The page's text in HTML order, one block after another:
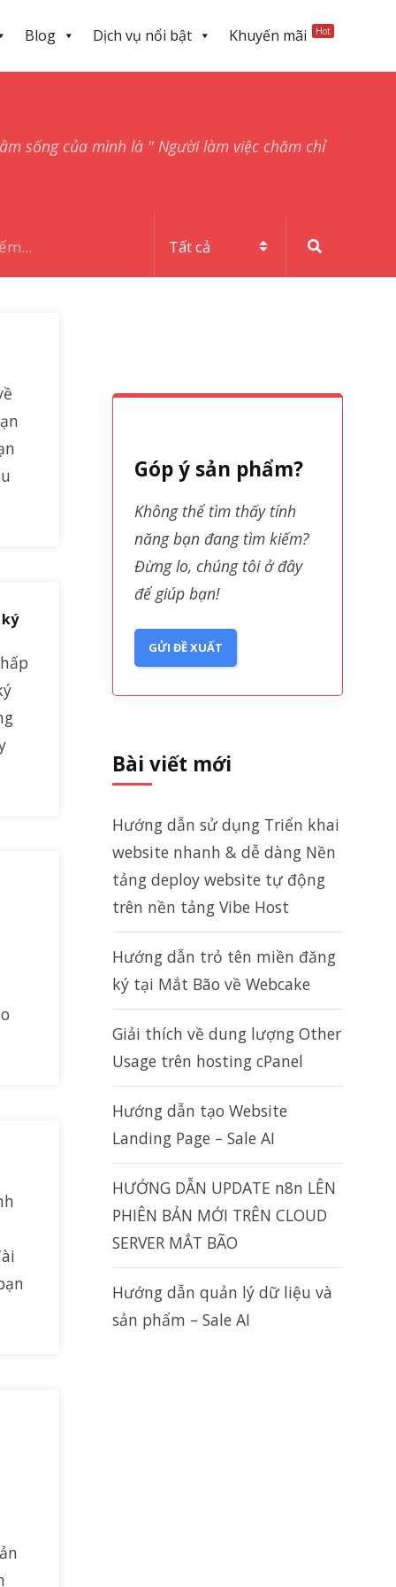
Blog Dịch vụ nổi bật Khuyến mãi Hot
sống của mình là " Người làm việc chăm chỉ
Góp ý sản phẩm?
Không thể tìm thấy tính
năng bạn đang tìm kiếm?
Đừng lo, chúng tôi ở đây
để giúp bạn!
GỬI ĐỀ XUẤT
Bài viết mới
Hướng dẫn sử dụng Triển khai
website nhanh & dễ dàng Nền
tảng deploy website tự động
trên nền tảng Vibe Host
Hướng dẫn trỏ tên miền đăng
ký tại Mắt Bão về Webcake
Giải thích về dung lượng Other
Usage trên hosting cPanel
Hướng dẫn tạo Website
Landing Page – Sale AI
HƯỚNG DẪN UPDATE n8n LÊN
PHIÊN BẢN MỚI TRÊN CLOUD
SERVER MẮT BÃO
Hướng dẫn quản lý dữ liệu và
sản phẩm – Sale AI